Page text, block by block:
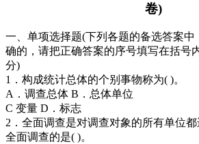
卷)
一、单项选择题(下列各题的备选答案中
确的，请把正确答案的序号填写在括号
分)
1．构成统计总体的个别事物称为( )。
A．调查总体 B．总体单位
C 变量 D．标志
2．全面调查是对调查对象的所有单位
全面调查的是( )。